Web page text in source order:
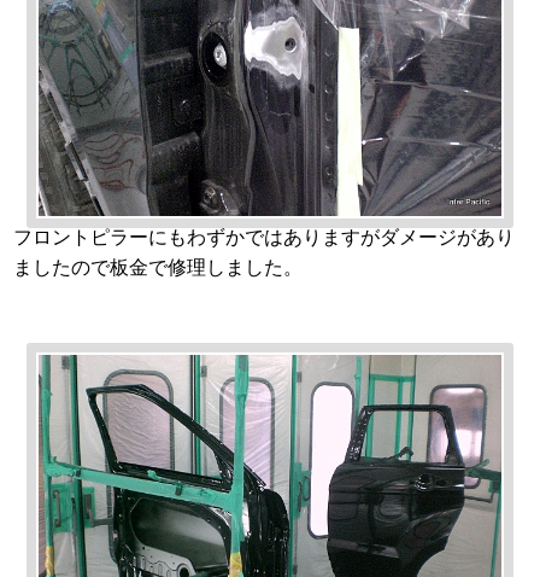
フロントピラーにもわずかではありますがダメージがあり
ましたので板金で修理しました。